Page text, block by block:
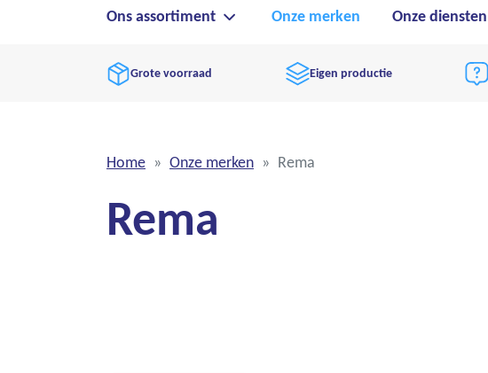
Ons assortiment Onze merken Onze diensten
Grote voorraad Eigen productie
Home Onze merken Rema
Rema